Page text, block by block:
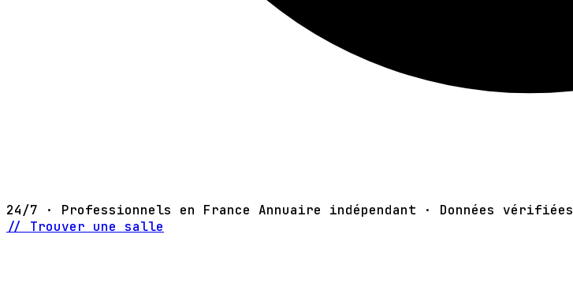
24/7 · Professionnels en France Annuaire indépendant · Données vérifiées
// Trouver une salle